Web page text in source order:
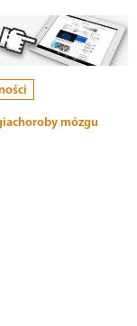
choroby mózgu